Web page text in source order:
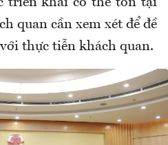
quan cần xem xét để đề
thực tiễn khách quan.